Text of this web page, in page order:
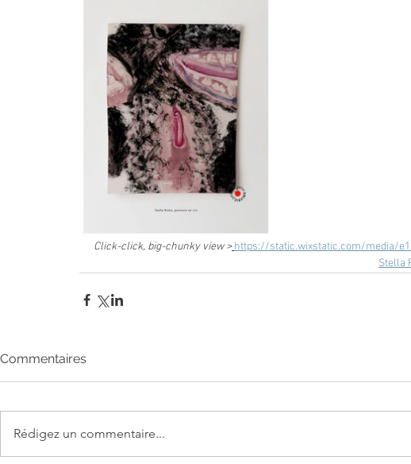
Click-click, big-chunky view > https://static.wixstatic.com/media/
Stella
Commentaires
Rédigez un commentaire...